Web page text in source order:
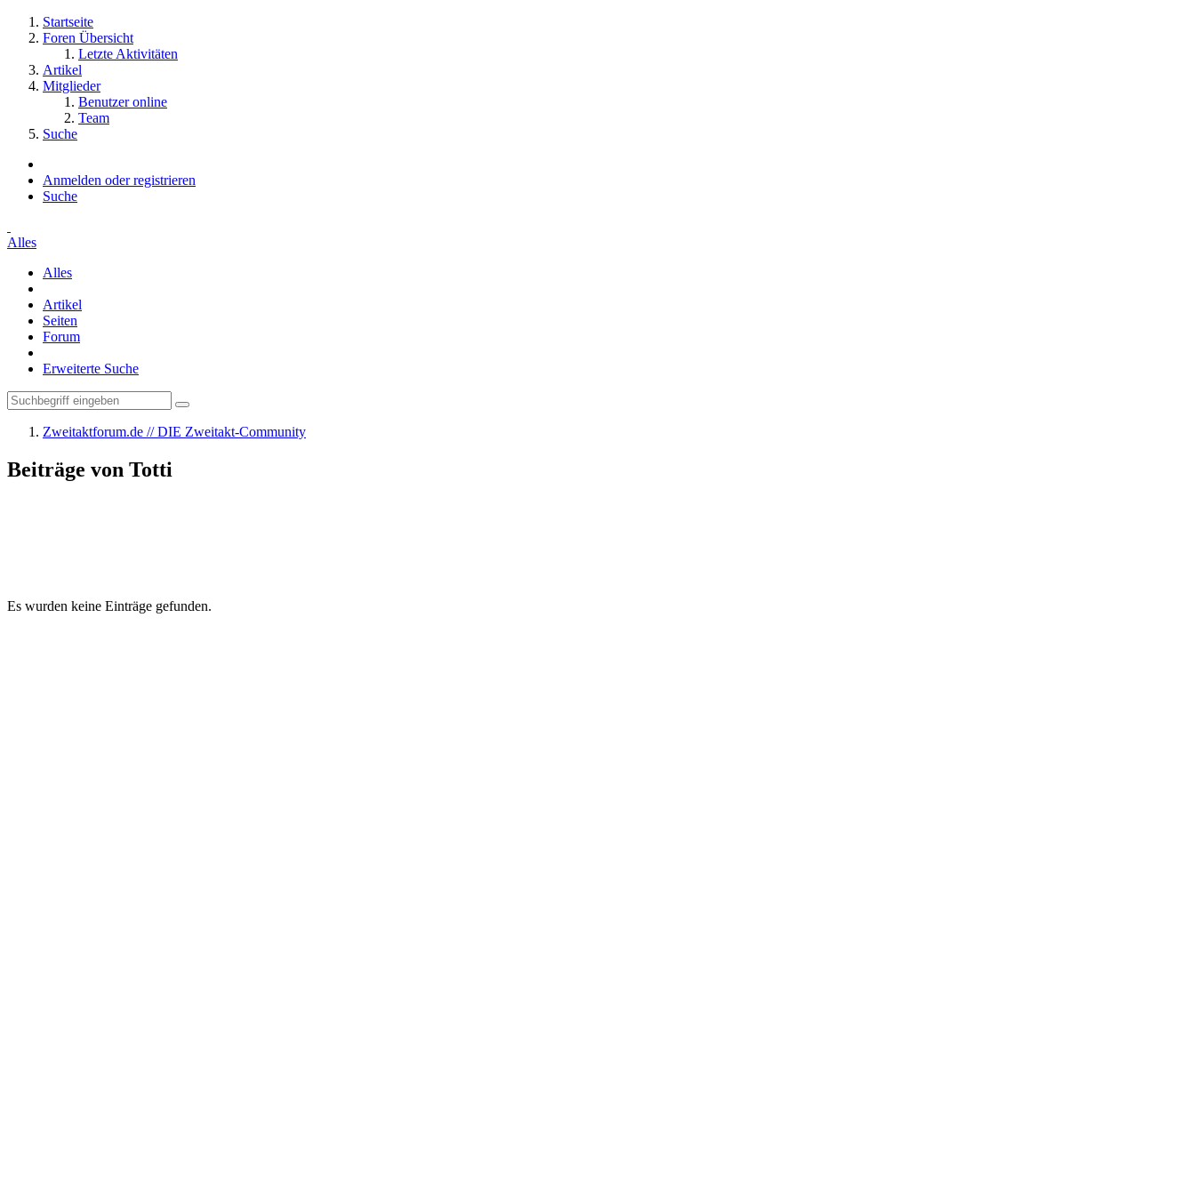
Startseite
Foren Übersicht
Letzte Aktivitäten
Artikel
Mitglieder
Benutzer online
Team
Suche
Anmelden oder registrieren
Suche
Alles
Alles
Artikel
Seiten
Forum
Erweiterte Suche
Zweitaktforum.de // DIE Zweitakt-Community
Beiträge von Totti
Es wurden keine Einträge gefunden.